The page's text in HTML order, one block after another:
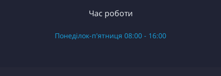
Час роботи
Понеділок-п'ятниця 08:00 - 16:00